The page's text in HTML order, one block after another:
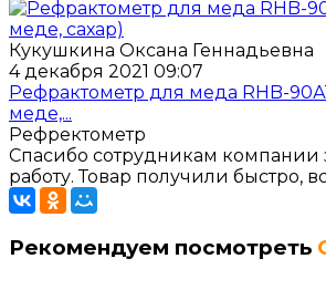
Кукушкина Оксана Геннадьевна
4 декабря 2021 09:07
Рефрактометр для меда RHB-
меде,...
Рефректометр
Спасибо сотрудникам компании
работу. Товар получили быстро,
Рекомендуем посмотреть